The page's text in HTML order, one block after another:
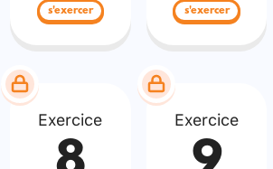
s'exercer s'exercer
Exercice Exercice